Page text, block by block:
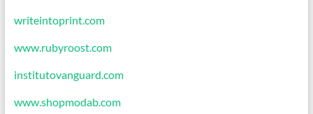
writeintoprint.com
www.rubyroost.com
institutovanguard.com
www.shopmodab.com